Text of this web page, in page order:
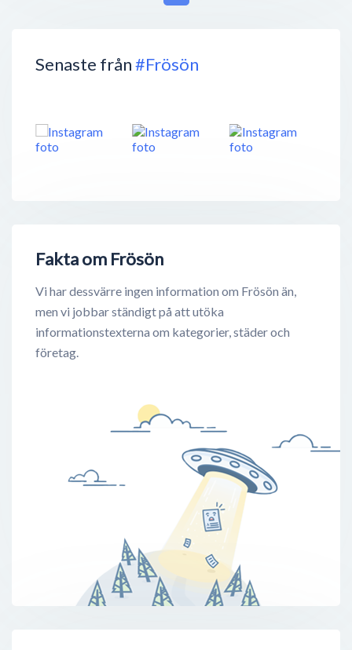
Senaste från#Frösön
Fakta om Frösön
Vi har dessvärre ingen information om Frösön än,
men vi jobbar ständigt på att utöka
informationstexterna om kategorier, städer och
företag.